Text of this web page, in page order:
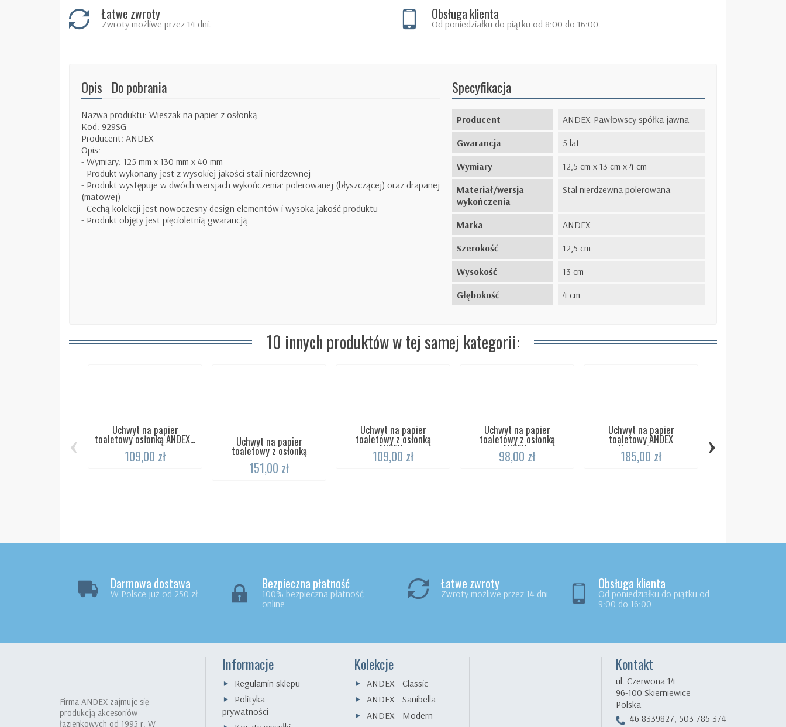
Łatwe zwroty
Zwroty możliwe przez 14 dni.
Obsługa klienta
Od poniedziałku do piątku od 8:00 do 16:00.
Opis Do pobrania
Nazwa produktu: Wieszak na papier z osłonką
Kod: 929SG
Producent: ANDEX
Opis:
- Wymiary: 125 mm x 130 mm x 40 mm
- Produkt wykonany jest z wysokiej jakości stali nierdzewnej
- Produkt występuje w dwóch wersjach wykończenia: polerowanej (błyszczącej) oraz drapanej
(matowej)
- Cechą kolekcji jest nowoczesny design elementów i wysoka jakość produktu
- Produkt objęty jest pięcioletnią gwarancją
Specyfikacja
Producent
ANDEX-Pawłowscy spółka jawna
Gwarancja
5 lat
Wymiary
12,5 cm x 13 cm x 4 cm
Materiał/wersja
wykończenia
Stal nierdzewna polerowana
Marka
ANDEX
Szerokość
12,5 cm
Wysokość
13 cm
Głębokość
4 cm
10 innych produktów w tej samej kategorii:
Uchwyt na papier
toaletowy osłonką ANDEX...
109,00 zł
Uchwyt na papier
toaletowy z osłonką
prawy...
151,00 zł
Uchwyt na papier
toaletowy z osłonką
ANDEX...
109,00 zł
Uchwyt na papier
toaletowy z osłonką
ANDEX...
98,00 zł
Uchwyt na papier
toaletowy ANDEX
Norwegian...
185,00 zł
‹ ›
Darmowa dostawa
W Polsce już od 250 zł.
Bezpieczna płatność
100% bezpieczna płatność
online
Łatwe zwroty
Zwroty możliwe przez 14 dni
Obsługa klienta
Od poniedziałku do piątku od
9:00 do 16:00
Firma ANDEX zajmuje się
produkcją akcesoriów
łazienkowych od 1995 r. W
Informacje
Regulamin sklepu
Polityka
prywatności
Kolekcje
ANDEX - Classic
ANDEX - Sanibella
ANDEX - Modern
Kontakt
ul. Czerwona 14
96-100 Skierniewice
Polska
46 8339827, 503 785 374